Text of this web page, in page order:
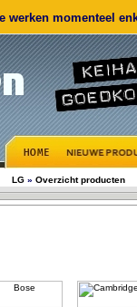
momenteel
LG » Overzicht producten